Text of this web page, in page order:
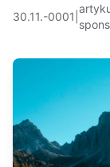
30.11.-0001